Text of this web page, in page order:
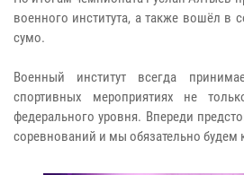
военного института, а также вошёл в
сумо.
Военный институт всегда
спортивных мероприятиях не
федерального уровня. Впереди
соревнований и мы обязательно будем